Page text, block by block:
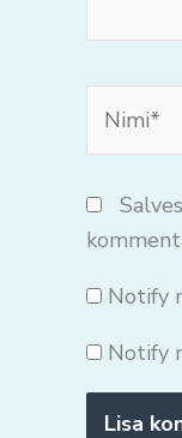
Notify
Notify